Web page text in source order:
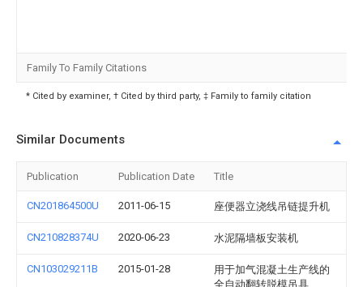
Family To Family Citations
* Cited by examiner, † Cited by third party, ‡ Family to family citation
Similar Documents
Publication Publication Date Title
CN201864500U 2011-06-15 座便器立浇线吊链提升机
CN210828374U 2020-06-23 水泥隔墙板安装机
CN103029211B 2015-01-28
用于加气混凝土生产线的
全自动翻转脱模吊具